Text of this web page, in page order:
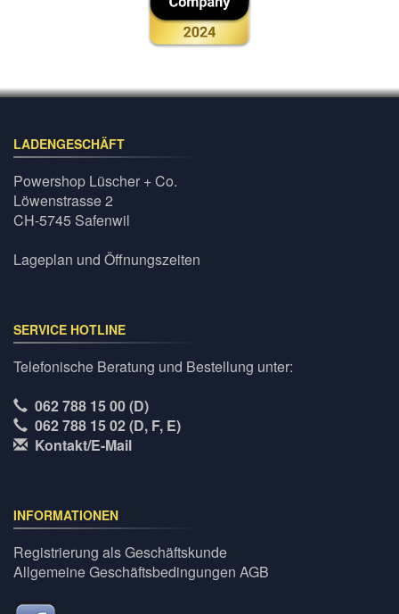
LADENGESCHÄFT
Powershop Lüscher + Co.
Löwenstrasse 2
CH-5745 Safenwil
Lageplan und Öffnungszeiten
SERVICE HOTLINE
Telefonische Beratung und Bestellung unter:
062 788 15 00 (D)
062 788 15 02 (D, F, E)
Kontakt/E-Mail
INFORMATIONEN
Registrierung als Geschäftskunde
Allgemeine Geschäftsbedingungen AGB